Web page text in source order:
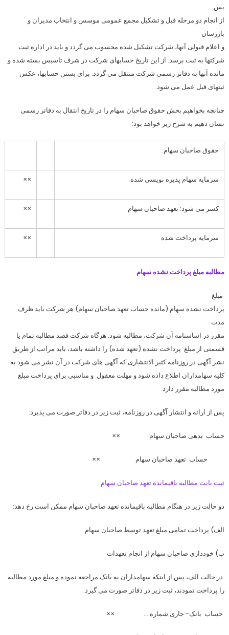
پس
از انجام دو مرحله قبل و تشکیل مجمع عمومی موسس و انتخاب مدیران و
بازرسان
و اعلام قبولی آنها، شرکت تشکیل شده محسوب می گردد و باید در اداره ثبت
شرکتها به ثبت برسد. از این تاریخ حسابهای شرکت در شرف تاسیس بسته شده و
مانده آنها به دفاتر رسمی شرکت منتقل می گردد. برای بستن حسابها، عکس
ثبتهای قبل عمل می شود.
چنانچه بخواهیم بخش حقوق صاحبان سهام را در تاریخ انتقال به دفاتر رسمی
نشان دهیم به شرح زیر خواهد بود:
حقوق صاحبان سهام:
سرمایه سهام پذیره نویسی شده ××
کسر می شود: تعهد صاحبان سهام ××
سرمایه پرداخت شده ××
مطالبه مبلغ پرداخت نشده سهام
مبلغ
پرداخت نشده سهام (مانده حساب تعهد صاحبان سهام) هر شرکت باید ظرف
مدت
مقرر در اساسنامه آن شرکت، مطالبه شود. هرگاه شرکت قصد مطالبه تمام یا
قسمتی از مبلغ پرداخت نشده (تعهد شده) را داشته باشد، باید مراتب از طریق
نشر آگهی در روزنامه کثیر الانتشاری که آگهی های شرکت در آن نشر می شود به
کلیه سهامداران اطلاع داده شود و مهلت معقول و مناسبی برای پرداخت مبلغ
مورد مطالبه مقرر دارد.
پس از ارائه و انتشار آگهی در روزنامه، ثبت زیر در دفاتر صورت می پذیرد:
حساب بدهی صاحبان سهام ××
حساب تعهد صاحبان سهام ××
ثبت بابت مطالبه باقیمانده تعهد صاحبان سهام
دو حالت زیر در هنگام مطالبه باقیمانده تعهد صاحبان سهام ممکن است رخ دهد:
الف) پرداخت تمامی مبلغ تعهد توسط صاحبان سهام
ب) خودداری صاحبان سهام از انجام تعهدات
در حالت الف، پس از اینکه سهامداران به بانک مراجعه نموده و مبلغ مورد مطالبه
را پرداخت نمودند، ثبت زیر در دفاتر صورت می گیرد:
حساب بانک- جاری شماره … ××